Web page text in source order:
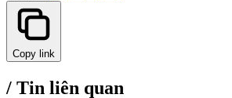
Copy link
/ Tin liên quan